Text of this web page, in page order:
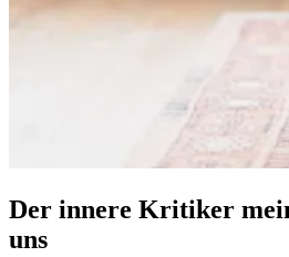
Der innere Kritiker
uns